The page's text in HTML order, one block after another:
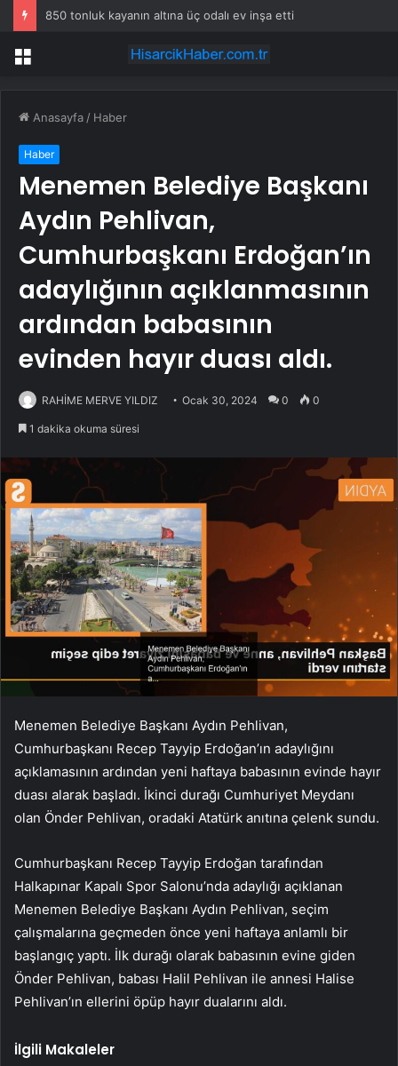
850 tonluk kayanın altına üç odalı ev inşa etti
Menü
Anasayfa / Haber
Haber
Menemen Belediye Başkanı
Aydın Pehlivan,
Cumhurbaşkanı Erdoğan’ın
adaylığının açıklanmasının
ardından babasının
evinden hayır duası aldı.
RAHİME MERVE YILDIZ Ocak 30, 2024 0 0
1 dakika okuma süresi
Menemen Belediye Başkanı Aydın Pehlivan,
Cumhurbaşkanı Recep Tayyip Erdoğan’ın adaylığını
açıklamasının ardından yeni haftaya babasının evinde hayır
duası alarak başladı. İkinci durağı Cumhuriyet Meydanı
olan Önder Pehlivan, oradaki Atatürk anıtına çelenk sundu.
Cumhurbaşkanı Recep Tayyip Erdoğan tarafından
Halkapınar Kapalı Spor Salonu’nda adaylığı açıklanan
Menemen Belediye Başkanı Aydın Pehlivan, seçim
çalışmalarına geçmeden önce yeni haftaya anlamlı bir
başlangıç ​​yaptı. İlk durağı olarak babasının evine giden
Önder Pehlivan, babası Halil Pehlivan ile annesi Halise
Pehlivan’ın ellerini öpüp hayır dualarını aldı.
İlgili Makaleler